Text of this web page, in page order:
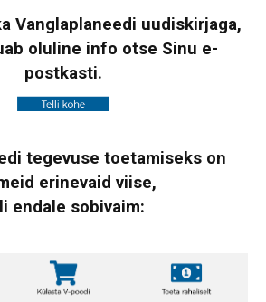
Vanglaplaneedi uudiskirjaga,
oluline info otse Sinu e-
postkasti.
tegevuse toetamiseks on
erinevaid viise,
endale sobivaim: